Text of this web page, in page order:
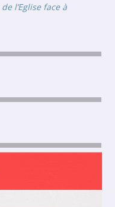
l’Eglise face à